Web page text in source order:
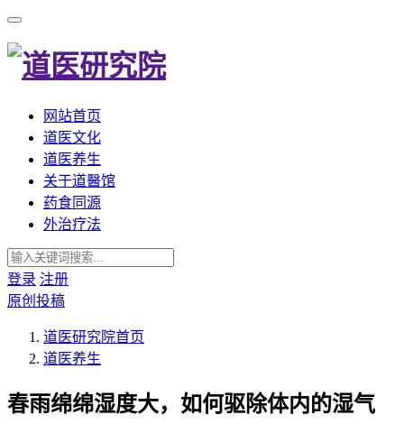
网站首页
道医文化
道医养生
关于道醫馆
药食同源
外治疗法
登录 注册
原创投稿
道医研究院首页
道医养生
春雨绵绵湿度大，如何驱除体内的湿气